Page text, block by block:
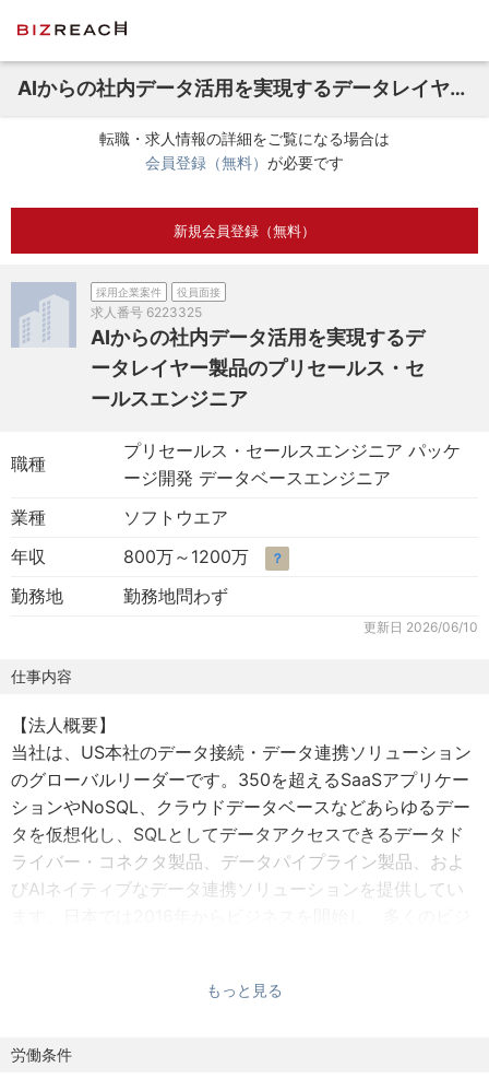
AIからの社内データ活用を実現するデータレイヤー製品のプリセールス・セールスエンジニア
転職・求人情報の詳細をご覧になる場合は
会員登録（無料） が必要です
新規会員登録（無料）
採用企業案件 役員面接
求人番号 6223325
AIからの社内データ活用を実現するデ
ータレイヤー製品のプリセールス・セ
ールスエンジニア
職種
プリセールス・セールスエンジニア パッケ
ージ開発 データベースエンジニア
業種
ソフトウエア
年収
800万～1200万 ？
勤務地 勤務地問わず
更新日 2026/06/10
仕事内容
【法人概要】
当社は、US本社のデータ接続・データ連携ソリューション
のグローバルリーダーです。350を超えるSaaSアプリケー
ションやNoSQL、クラウドデータベースなどあらゆるデー
タを仮想化し、SQLとしてデータアクセスできるデータド
ライバー・コネクタ製品、データパイプライン製品、およ
びAIネイティブなデータ連携ソリューションを提供してい
トウェア・サービス提供企業にOEM利用されています。
【事業内容】
もっと見る
労働条件